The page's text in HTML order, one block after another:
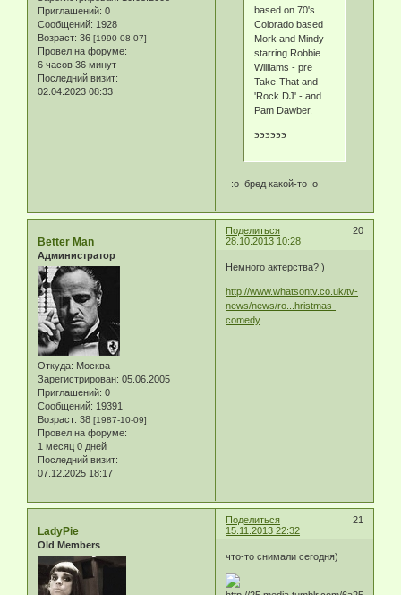
Приглашений: 0
Сообщений: 1928
Возраст: 36 [1990-08-07]
Провел на форуме:
6 часов 36 минут
Последний визит:
02.04.2023 08:33
based on 70's
Colorado based
Mork and Mindy
starring Robbie
Williams - pre
Take-That and
'Rock DJ' - and
Pam Dawber.
ээээээ
:o бред какой-то :o
Поделиться
20
28.10.2013 10:28
Better Man
Администратор
Откуда: Москва
Зарегистрирован: 05.06.2005
Приглашений: 0
Сообщений: 19391
Возраст: 38 [1987-10-09]
Провел на форуме:
1 месяц 0 дней
Последний визит:
07.12.2025 18:17
Немного актерства? )
http://www.whatsontv.co.uk/tv-
news/news/ro...hristmas-
comedy
Поделиться
21
15.11.2013 22:32
LadyPie
Old Members
что-то снимали сегодня)